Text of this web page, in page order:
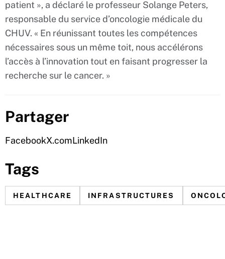
patient », a déclaré le professeur Solange Peters,
responsable du service d’oncologie médicale du
CHUV. « En réunissant toutes les compétences
nécessaires sous un même toit, nous accélérons
l’accès à l’innovation tout en faisant progresser la
recherche sur le cancer. »
Partager
FacebookX.comLinkedIn
Tags
HEALTHCARE INFRASTRUCTURES